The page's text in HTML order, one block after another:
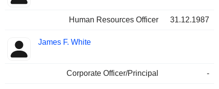
Human Resources Officer 31.12.1987
James F. White
Corporate Officer/Principal -